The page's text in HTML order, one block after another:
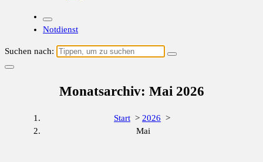
Notdienst
Suchen nach:
Monatsarchiv: Mai 2026
Start > 2026 >
Mai